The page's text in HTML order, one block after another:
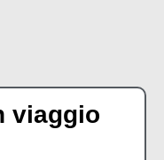
viaggio